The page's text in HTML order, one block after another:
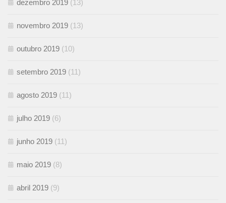
dezembro 2019 (13)
novembro 2019 (13)
outubro 2019 (10)
setembro 2019 (11)
agosto 2019 (11)
julho 2019 (6)
junho 2019 (11)
maio 2019 (8)
abril 2019 (9)